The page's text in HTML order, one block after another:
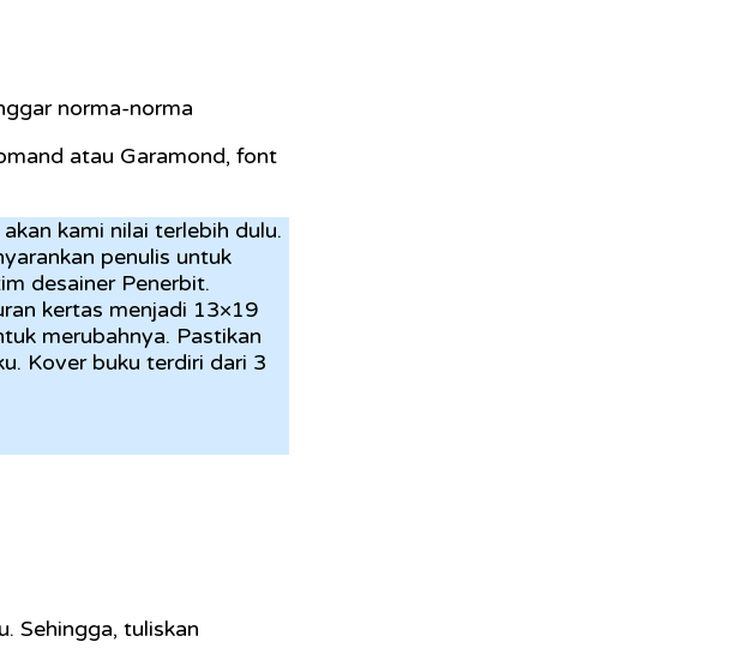
norma-norma
atau Garamond, font
kami nilai terlebih dulu.
penulis untuk
desainer Penerbit.
kertas menjadi 13×19
merubahnya. Pastikan
Kover buku terdiri dari 3
Sehingga, tuliskan